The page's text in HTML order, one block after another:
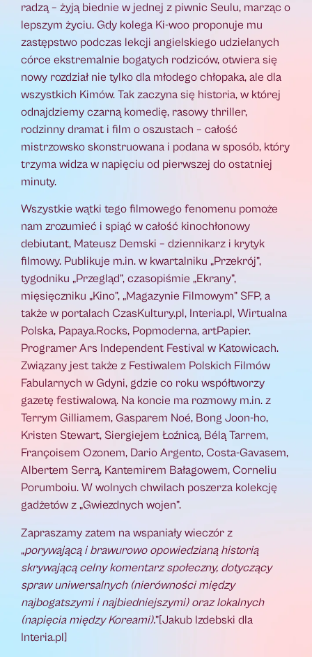
radzą – żyją biednie w jednej z piwnic Seulu, marząc o
lepszym życiu. Gdy kolega Ki-woo proponuje mu
zastępstwo podczas lekcji angielskiego udzielanych
córce ekstremalnie bogatych rodziców, otwiera się
nowy rozdział nie tylko dla młodego chłopaka, ale dla
wszystkich Kimów. Tak zaczyna się historia, w której
odnajdziemy czarną komedię, rasowy thriller,
rodzinny dramat i film o oszustach – całość
mistrzowsko skonstruowana i podana w sposób, który
trzyma widza w napięciu od pierwszej do ostatniej
minuty.
Wszystkie wątki tego filmowego fenomenu pomoże
nam zrozumieć i spiąć w całość kinochłonowy
debiutant, Mateusz Demski – dziennikarz i krytyk
filmowy. Publikuje m.in. w kwartalniku „Przekrój”,
tygodniku „Przegląd”, czasopiśmie „Ekrany”,
mięsięczniku „Kino”, „Magazynie Filmowym” SFP, a
także w portalach CzasKultury.pl, Interia.pl, Wirtualna
Polska, Papaya.Rocks, Popmoderna, artPapier.
Programer Ars Independent Festival w Katowicach.
Związany jest także z Festiwalem Polskich Filmów
Fabularnych w Gdyni, gdzie co roku współtworzy
gazetę festiwalową. Na koncie ma rozmowy m.in. z
Terrym Gilliamem, Gasparem Noé, Bong Joon-ho,
Kristen Stewart, Siergiejem Łoźnicą, Bélą Tarrem,
Françoisem Ozonem, Dario Argento, Costa-Gavasem,
Albertem Serrą, Kantemirem Bałagowem, Corneliu
Porumboiu. W wolnych chwilach poszerza kolekcję
gadżetów z „Gwiezdnych wojen”.
Zapraszamy zatem na wspaniały wieczór z
„porywającą i brawurowo opowiedzianą historią
skrywającą celny komentarz społeczny, dotyczący
spraw uniwersalnych (nierówności między
najbogatszymi i najbiedniejszymi) oraz lokalnych
(napięcia między Koreami).”[Jakub Izdebski dla
Interia.pl]